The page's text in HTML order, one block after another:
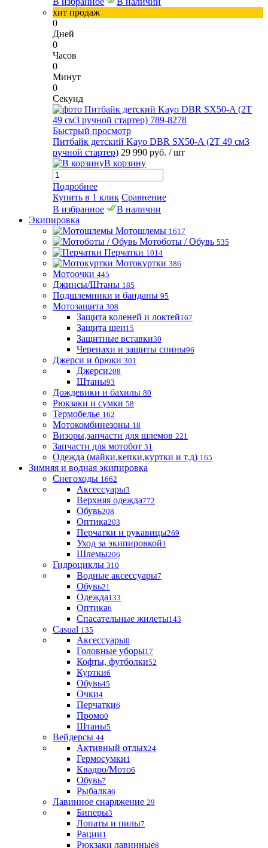
хит продаж
0
Дней
0
Часов
0
Минут
0
Секунд
Быстрый просмотр
Питбайк детский Kayo DBR SX50-A (2T 49 см3
ручной стартер) 29 990 руб. / шт
В корзину
Подробнее
Купить в 1 клик Сравнение
В избранное
В наличии
Экипировка
Мотошлемы 1617
Мотоботы / Обувь 535
Перчатки 1014
Мотокуртки 386
Мотоочки 445
Джинсы/Штаны 185
Подшлемники и банданы 95
Мотозащита 308
Защита коленей и локтей167
Защита шеи15
Защитные вставки30
Черепахи и защиты спины96
Джерси и брюки 301
Джерси208
Штаны93
Дождевики и бахилы 80
Рюкзаки и сумки 58
Термобелье 162
Мотокомбинезоны 18
Визоры,запчасти для шлемов 221
Запчасти для мотобот 31
Одежда (майки,кепки,куртки и т.д) 165
Зимняя и водная экипировка
Снегоходы 1662
Аксессуары3
Верхняя одежда772
Обувь208
Оптика203
Перчатки и рукавицы269
Уход за экипировкой1
Шлемы206
Гидроциклы 310
Водные аксессуары7
Обувь21
Одежда133
Оптика6
Спасательные жилеты143
Casual 135
Аксессуары0
Головные уборы17
Кофты, футболки52
Куртки6
Обувь45
Очки4
Перчатки6
Промо0
Штаны5
Вейдерсы 44
Активный отдых24
Гермосумки1
Квадро/Мото6
Обувь7
Рыбалка6
Лавинное снаряжение 29
Биперы3
Лопаты и пилы7
Рации1
Рюкзаки лавинные8